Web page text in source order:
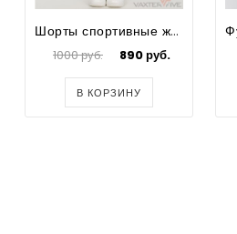
Шорты спортивные женские Prima
1000 руб. 890 руб.
В КОРЗИНУ